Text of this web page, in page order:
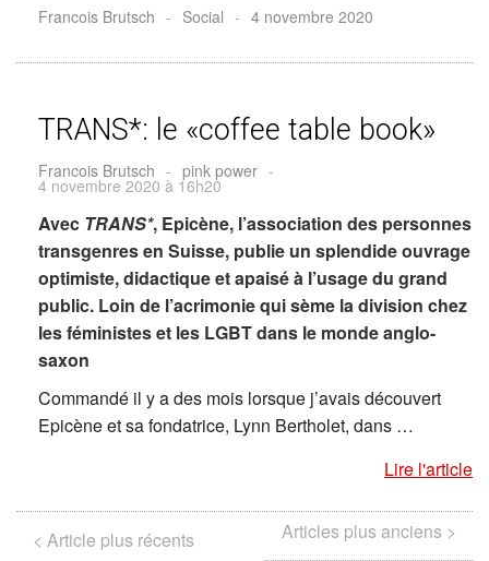
Francois Brutsch - Social - 4 novembre 2020
TRANS*: le «coffee table book»
Francois Brutsch - pink power -
4 novembre 2020 à 16h20
Avec TRANS*, Epicène, l’association des personnes
transgenres en Suisse, publie un splendide ouvrage
optimiste, didactique et apaisé à l’usage du grand
public. Loin de l’acrimonie qui sème la division chez
les féministes et les LGBT dans le monde anglo-
saxon
Commandé il y a des mois lorsque j’avais découvert
Epicène et sa fondatrice, Lynn Bertholet, dans …
Lire l'article
< Article plus récents Articles plus anciens >